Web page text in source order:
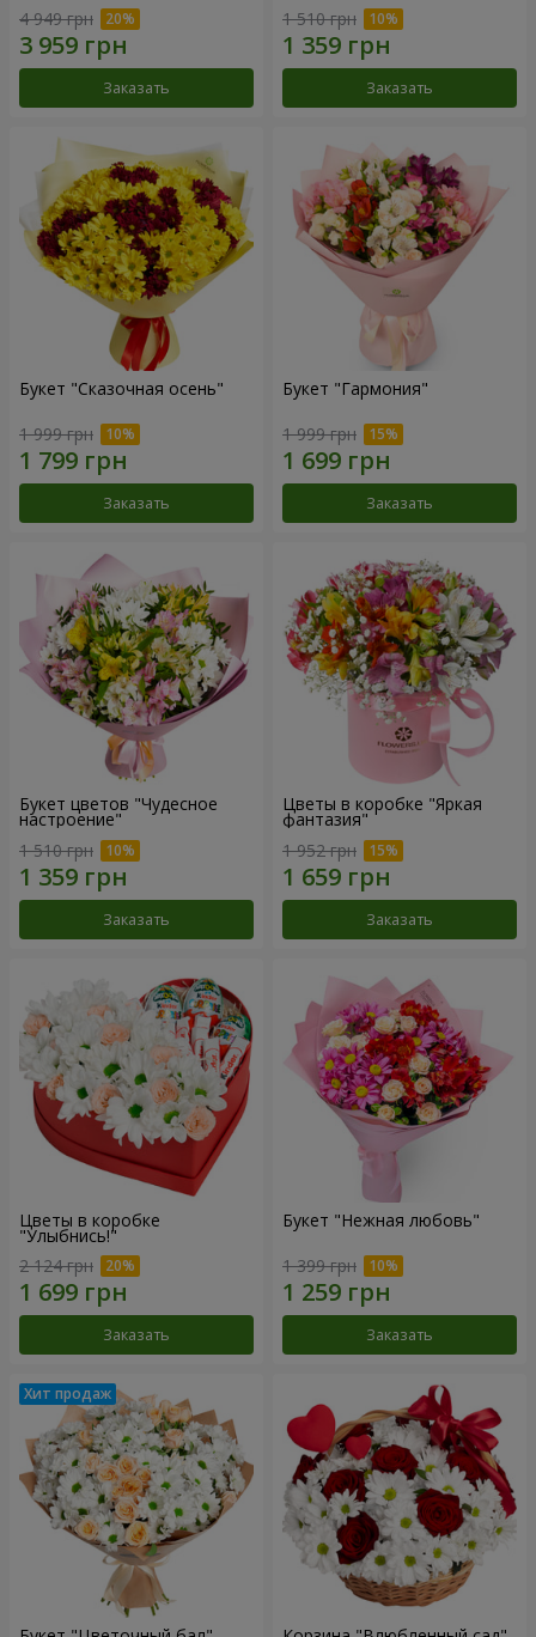
4 949 грн
Заказать
1 510 грн
Заказать
Букет "Сказочная осень"
1 999 грн
Заказать
Букет "Гармония"
1 999 грн
Заказать
Букет цветов "Чудесное
настроение"
1 510 грн
Заказать
Цветы в коробке "Яркая
фантазия"
1 952 грн
Заказать
Цветы в коробке
"Улыбнись!"
2 124 грн
Заказать
Букет "Нежная любовь"
1 399 грн
Заказать